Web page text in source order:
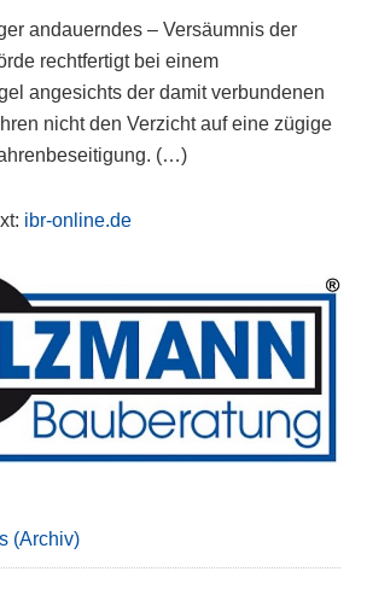
andauerndes – Versäumnis der
rechtfertigt bei einem
angesichts der damit verbundenen
nicht den Verzicht auf eine zügige
(…)
ibr-online.de
(Archiv)